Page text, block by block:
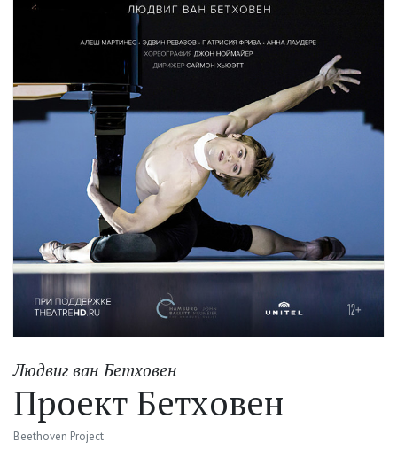
Людвиг ван Бетховен
Проект Бетховен
Beethoven Project